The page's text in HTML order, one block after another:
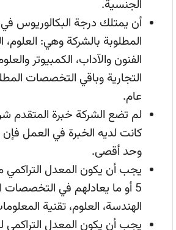
الجنسية.
أن يمتلك درجة البكالوريوس
المطلوبة بالشركة وهي: العلوم،
الفنون والآداب، الكمبيوتر
التجارية وباقي التخصصات
عام.
لم تضع الشركة خبرة المتقدم
وحد أقصى.
5 أو ما يعادلهم في التخصصات
الهندسة، العلوم، تقنية